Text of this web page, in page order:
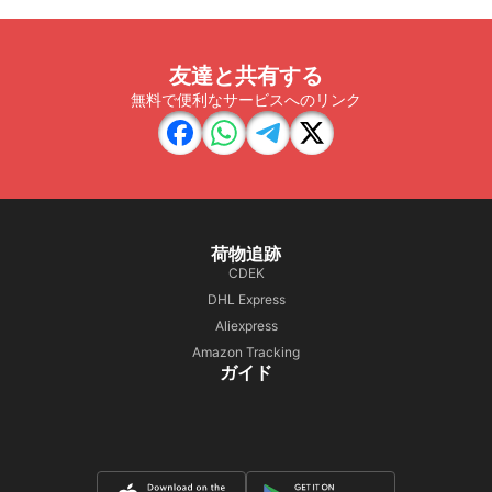
友達と共有する
無料で便利なサービスへのリンク
荷物追跡
CDEK
DHL Express
Aliexpress
Amazon Tracking
ガイド